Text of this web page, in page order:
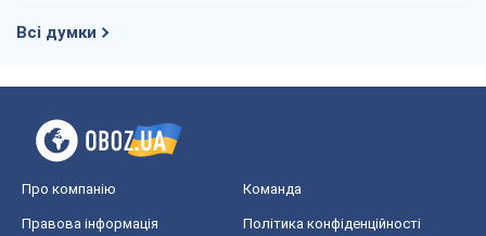
Всі думки
Про компанію Команда
Правова інформація Політика конфіденційності